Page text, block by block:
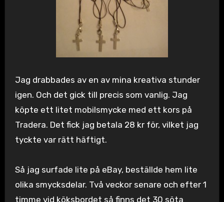
Jag drabbades av en av mina kreativa stunder
igen. Och det gick till precis som vanlig. Jag
köpte ett litet mobilsmycke med ett kors på
Tradera. Det fick jag betala 28 kr för, vilket jag
tyckte var rätt häftigt.
Så jag surfade lite på eBay, beställde hem lite
olika smycksdelar. Två veckor senare och efter 1
timme vid köksbordet så finns det 30 söta